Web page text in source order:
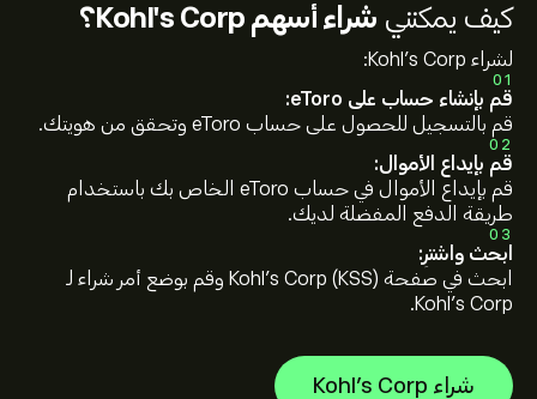
كيف يمكنني شراء أسهم Kohl's Corp؟
لشراء Kohl's Corp:
01
قم بإنشاء حساب على eToro:
قم بالتسجيل للحصول على حساب eToro وتحقق من هويتك.
02
قم بإيداع الأموال:
قم بإيداع الأموال في حساب eToro الخاص بك باستخدام
طريقة الدفع المفضلة لديك.
03
ابحث واشترِ:
ابحث في صفحة Kohl's Corp (KSS) وقم بوضع أمر شراء لـ
Kohl's Corp.
شراء Kohl's Corp